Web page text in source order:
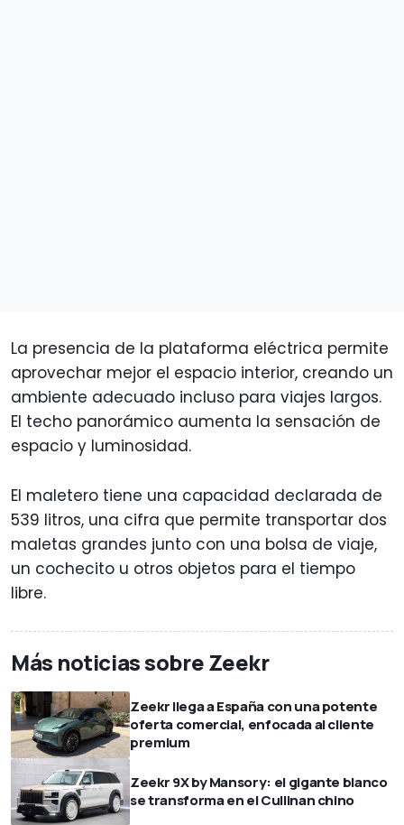
La presencia de la plataforma eléctrica permite
aprovechar mejor el espacio interior, creando un
ambiente adecuado incluso para viajes largos.
El techo panorámico aumenta la sensación de
espacio y luminosidad.
El maletero tiene una capacidad declarada de
539 litros, una cifra que permite transportar dos
maletas grandes junto con una bolsa de viaje,
un cochecito u otros objetos para el tiempo
libre.
Más noticias sobre Zeekr
Zeekr llega a España con una potente
oferta comercial, enfocada al cliente
premium
Zeekr 9X by Mansory: el gigante blanco
se transforma en el Cullinan chino